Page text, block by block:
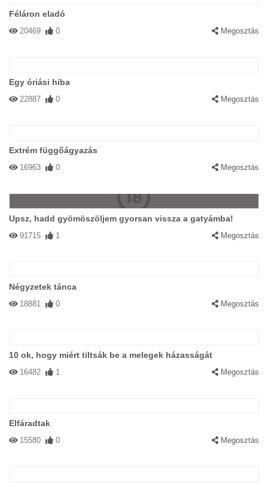
Féláron eladó
20469 0 Megosztás
Egy óriási hiba
22887 0 Megosztás
Extrém függőágyazás
16963 0 Megosztás
Upsz, hadd gyömöszöljem gyorsan vissza a gatyámba!
91715 1 Megosztás
Négyzetek tánca
18881 0 Megosztás
10 ok, hogy miért tiltsák be a melegek házasságát
16482 1 Megosztás
Elfáradtak
15580 0 Megosztás